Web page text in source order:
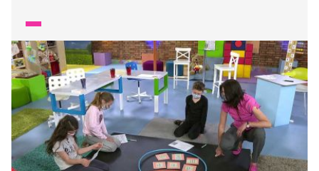
bylo před a později. Použijeme grafický organizér
ve tvaru lidského těla.